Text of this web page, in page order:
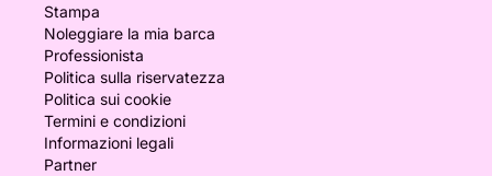
Stampa
Noleggiare la mia barca
Professionista
Politica sulla riservatezza
Politica sui cookie
Termini e condizioni
Informazioni legali
Partner